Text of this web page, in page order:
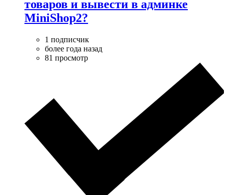
товаров и вывести в админке
MiniShop2?
1 подписчик
более года назад
81 просмотр